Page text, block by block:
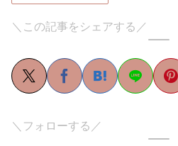
＼この記事をシェアする／
＼フォローする／